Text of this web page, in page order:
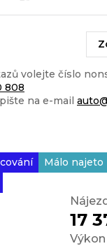
Málo najeto
17
Výkon
volejte číslo
808
na e-mail